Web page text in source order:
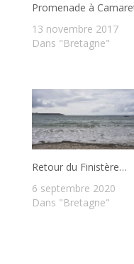
Promenade à
13 novembre 2017
Dans "Bretagne"
Retour du Finistère…
6 septembre 2020
Dans "Bretagne"